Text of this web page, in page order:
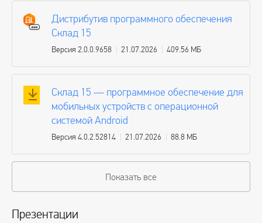
Дистрибутив программного обеспечения
Склад 15
Версия 2.0.0.9658 21.07.2026 409.56 МБ
Склад 15 — программное обеспечение для
мобильных устройств с операционной
системой Android
Версия 4.0.2.52814 21.07.2026 88.8 МБ
Показать все
Презентации